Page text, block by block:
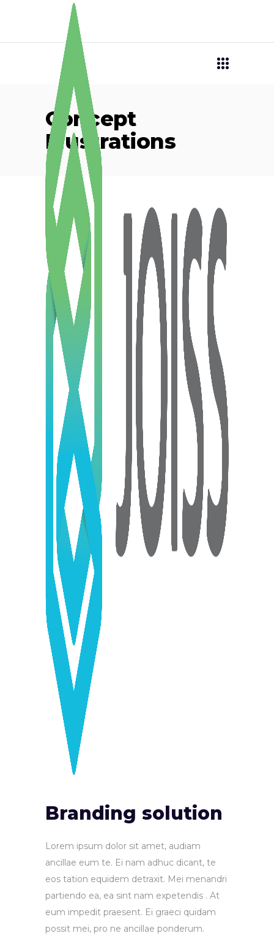
Concept
Illustrations
Branding solution
Lorem ipsum dolor sit amet, audiam
ancillae eum te. Ei nam adhuc dicant, te
eos tation equidem detraxit. Mei menandri
partiendo ea, ea sint nam expetendis . At
eum impedit praesent. Ei graeci quidam
possit mei, pro ne ancillae ponderum.